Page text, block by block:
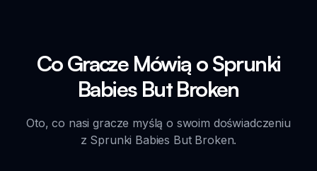
Co Gracze Mówią o Sprunki
Babies But Broken
Oto, co nasi gracze myślą o swoim doświadczeniu
z Sprunki Babies But Broken.